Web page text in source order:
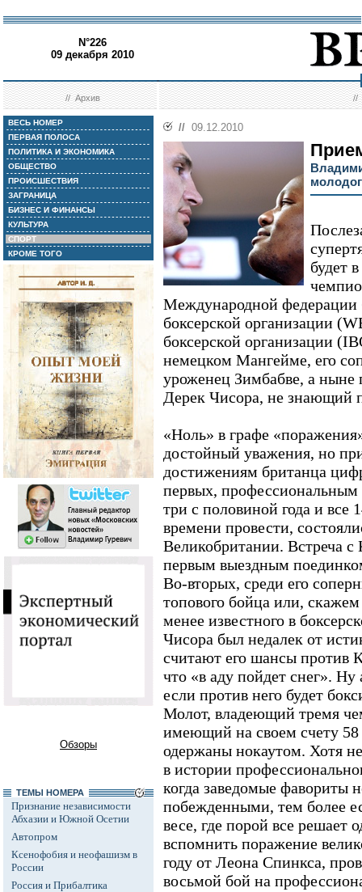
N°226
09 декабря 2010
//Архив //
ВЕСЬ НОМЕР
ПЕРВАЯ ПОЛОСА
ПОЛИТИКА И ЭКОНОМИКА
ОБЩЕСТВО
ПРОИСШЕСТВИЯ
ЗАГРАНИЦА
БИЗНЕС И ФИНАНСЫ
КУЛЬТУРА
СПОРТ
КРОМЕ ТОГО
Обзоры
ТЕМЫ НОМЕРА
Признание независимости
Абхазии и Южной Осетии
Автопром
Ксенофобия и неофашизм в
России
Россия и Прибалтика
// 09.12.2010
будет
Международной
боксерской организации
боксерской организации
немецком Мангейме, его
уроженец Зимбабве, а
Дерек Чисора, не знающий
«Ноль» в графе
достойный уважения, но
достижениям британца
первых,
три с половиной года и все
времени провести,
Великобритании. Встреча
первым выездным
Во-вторых, среди его
топового бойца или,
менее известного в
Чисора был недалек от
считают его шансы против
что «в аду пойдет снег».
если против него будет
Молот, владеющий тремя
имеющий на своем счету 58
одержаны нокаутом. Хотя
в истории
когда заведомые фавориты
побежденными, тем более
весе, где порой все решает
вспомнить поражение
году от Леона Спинкса,
восьмой бой на